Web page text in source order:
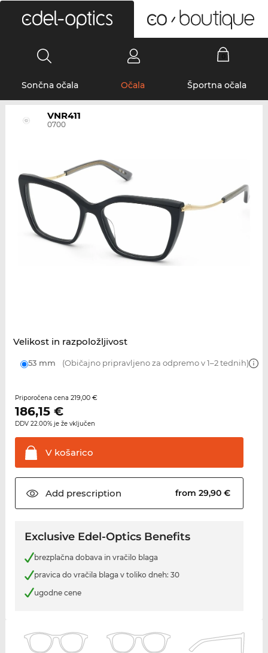
Sončna očala Očala Športna očala
VNR411
0700
Velikost in razpoložljivost
53 mm (Običajno pripravljeno za odpremo v 1–2 tednih)
Priporočena cena 219,00 €
186,15€
DDV 22.00% je že vključen
Vkošarico
Add prescription from 29,90 €
Exclusive Edel-Optics Benefits
brezplačna dobava in vračilo blaga
pravica do vračila blaga v toliko dneh: 30
ugodne cene